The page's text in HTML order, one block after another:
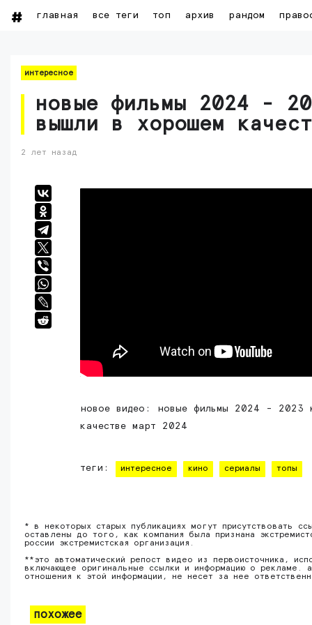
главная все теги топ архив рандом
интересное
новые фильмы 2024 -
вышли в хорошем
2 лет назад
новое видео: новые фильмы 2024 - 2023
качестве март 2024
теги: интересное кино сериалы топы
* в некоторых старых публикациях могут присутствовать
оставлены до того, как компания была признана
россии экстремистская организация.
**это автоматический репост видео из первоисточника,
включающее оригинальные ссылки и информацию о рекламе.
отношения к этой информации, не несет за нее
похожее